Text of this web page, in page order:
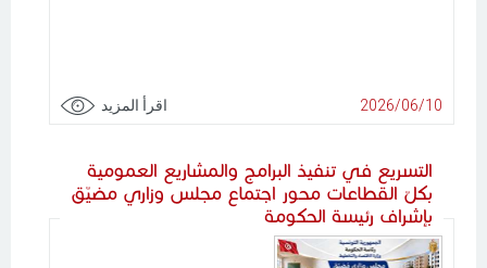
2026/06/10 اقرأ المزيد
التسريع في تنفيذ البرامج والمشاريع العمومية
بكلّ القطاعات محور اجتماع مجلس وزاري مضيّق
بإشراف رئيسة الحكومة